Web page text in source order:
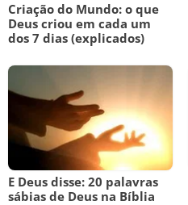
Criação do Mundo: o que
Deus criou em cada um
dos 7 dias (explicados)
E Deus disse: 20 palavras
sábias de Deus na Bíblia